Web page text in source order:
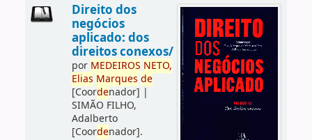
Direito dos
negócios
aplicado: dos
direitos conexos/
por MEDEIROS NETO,
Elias Marques de
[Coordenador] |
SIMÃO FILHO,
Adalberto
[Coordenador].